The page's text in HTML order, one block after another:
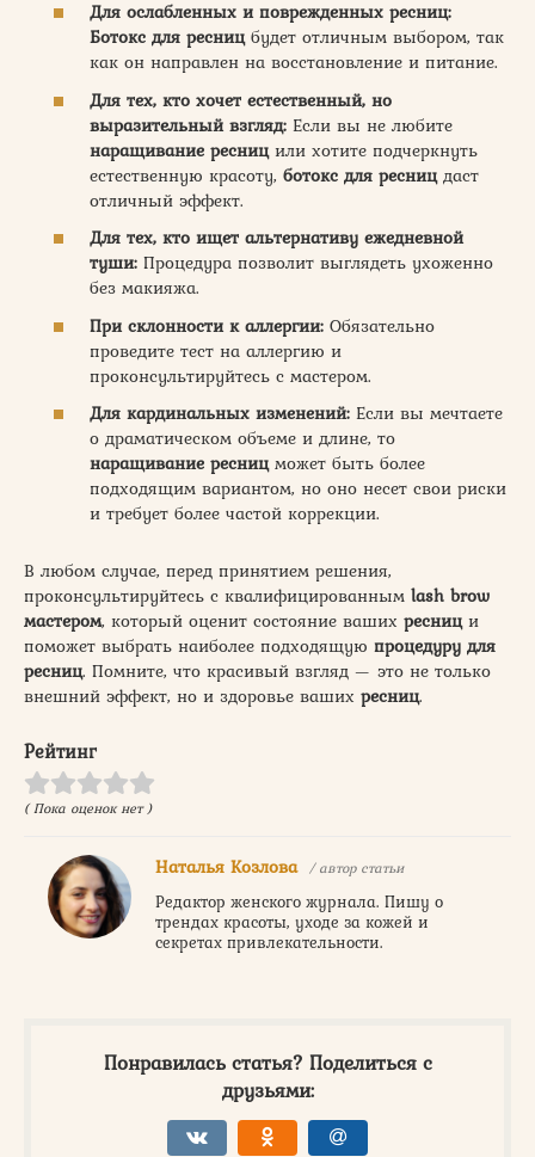
Для ослабленных и поврежденных ресниц:
Ботокс для ресницбудет отличным выбором, так
как он направлен на восстановление и питание.
Для тех, кто хочет естественный, но
выразительный взгляд: Если вы не любите
наращивание ресницили хотите подчеркнуть
естественную красоту, ботокс для ресницдаст
отличный эффект.
Для тех, кто ищет альтернативу ежедневной
туши: Процедура позволит выглядеть ухоженно
без макияжа.
При склонности к аллергии: Обязательно
проведите тест на аллергию и
проконсультируйтесь с мастером.
Для кардинальных изменений: Если вы мечтаете
о драматическом объеме и длине, то
наращивание ресницможет быть более
подходящим вариантом, но оно несет свои риски
и требует более частой коррекции.
В любом случае, перед принятием решения,
проконсультируйтесь с квалифицированным lash brow
мастером, который оценит состояние ваших ресници
поможет выбрать наиболее подходящую процедуру для
ресниц. Помните, что красивый взгляд — это не только
внешний эффект, но и здоровье ваших ресниц.
Рейтинг
( Пока оценок нет )
Наталья Козлова / автор статьи
Редактор женского журнала. Пишу о
трендах красоты, уходе за кожей и
секретах привлекательности.
Понравилась статья? Поделиться с
друзьями: